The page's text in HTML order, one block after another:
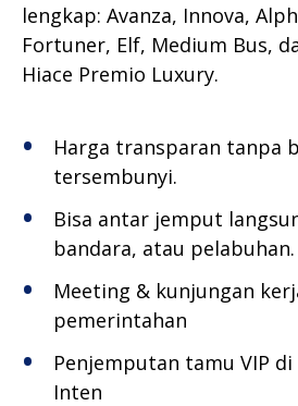
lengkap: Avanza, Innova,
Fortuner, Elf, Medium Bus,
Hiace Premio Luxury.
Harga transparan tanpa
tersembunyi.
Bisa antar jemput
bandara, atau pelabuhan.
Meeting & kunjungan
pemerintahan
Penjemputan tamu VIP di
Inten